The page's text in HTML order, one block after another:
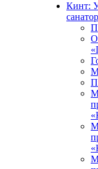
Кинт: